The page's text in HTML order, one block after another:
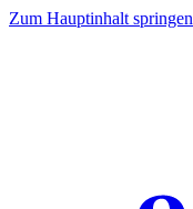
Zum Hauptinhalt springen